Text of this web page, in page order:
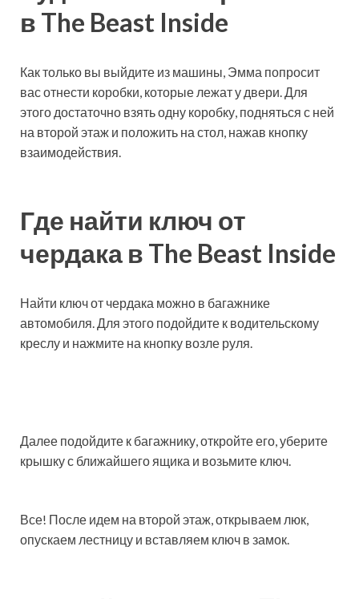
в The Beast Inside
Как только вы выйдите из машины, Эмма попросит
вас отнести коробки, которые лежат у двери. Для
этого достаточно взять одну коробку, подняться с ней
на второй этаж и положить на стол, нажав кнопку
взаимодействия.
Где найти ключ от
чердака в The Beast Inside
Найти ключ от чердака можно в багажнике
автомобиля. Для этого подойдите к водительскому
креслу и нажмите на кнопку возле руля.
Далее подойдите к багажнику, откройте его, уберите
крышку с ближайшего ящика и возьмите ключ.
Все! После идем на второй этаж, открываем люк,
опускаем лестницу и вставляем ключ в замок.